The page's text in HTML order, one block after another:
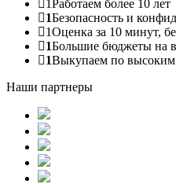
1Работаем более 10 лет
1Безопасность и
1Оценка за 10 минут,
1Большие бюджеты на
1Выкупаем по
Наши партнеры